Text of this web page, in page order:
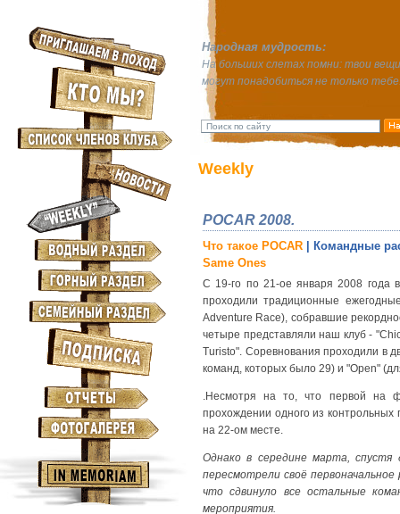
Народная мудрость:
На больших слетах помни: твои вещи
могут понадобиться не только
Weekly
POCAR 2008.
Что такое POCAR | Командные
Same Ones
С 19-го по 21-ое января 2008 года
проходили традиционные
Adventure Race), собравшие
четыре представляли наш клуб -
Turisto". Соревнования проходили в
команд, которых было 29) и "Open"
.Несмотря на то, что первой на
прохождении одного из контрольных
на 22-oм местe.
Однако в середине марта, спустя
пересмотрели своё
что сдвинуло все остальные
мероприятия.